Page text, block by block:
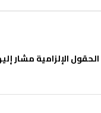
الحقول الإلزامية مشار